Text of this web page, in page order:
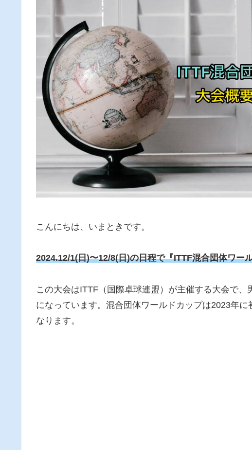
こんにちは、いまときです。
2024.12/1(日)〜12/8(日)の日程で『ITTF混合団体ワー
この大会はITTF（国際卓球連盟）が主催する大会で
になっています。混合団体ワールドカップは2023年
なります。